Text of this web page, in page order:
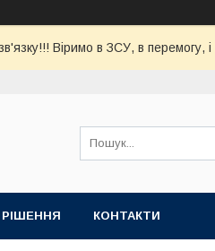
Віримо в ЗСУ, в перемогу,
РІШЕННЯ КОНТАКТИ